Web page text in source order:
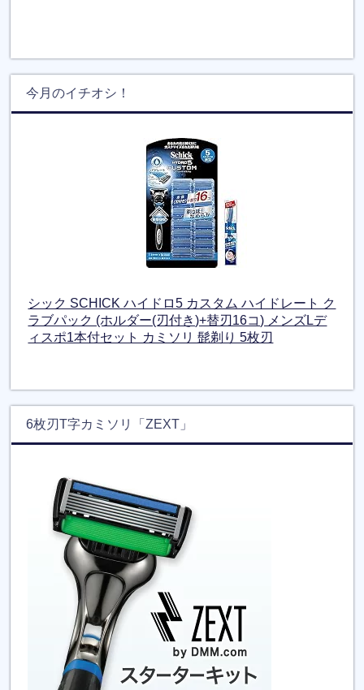
今月のイチオシ！
シック SCHICK ハイドロ5 カスタム ハイドレート ク
ラブパック (ホルダー(刃付き)+替刃16コ) メンズLデ
ィスポ1本付セット カミソリ 髭剃り 5枚刃
6枚刃T字カミソリ「ZEXT」